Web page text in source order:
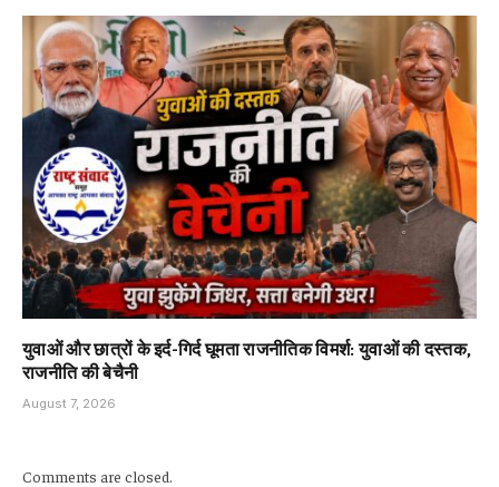
युवाओं और छात्रों के इर्द-गिर्द घूमता राजनीतिक विमर्श: युवाओं की दस्तक,
राजनीति की बेचैनी
August 7, 2026
Comments are closed.